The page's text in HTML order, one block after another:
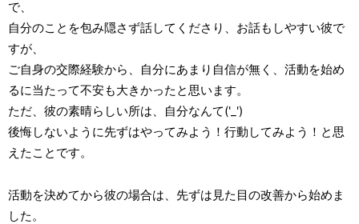
で、
自分のことを包み隠さず話してくださり、お話もしやすい彼で
すが、
ご自身の交際経験から、自分にあまり自信が無く、活動を始め
るに当たって不安も大きかったと思います。
ただ、彼の素晴らしい所は、自分なんて('_')
後悔しないように先ずはやってみよう！行動してみよう！と思
えたことです。
活動を決めてから彼の場合は、先ずは見た目の改善から始めま
した。